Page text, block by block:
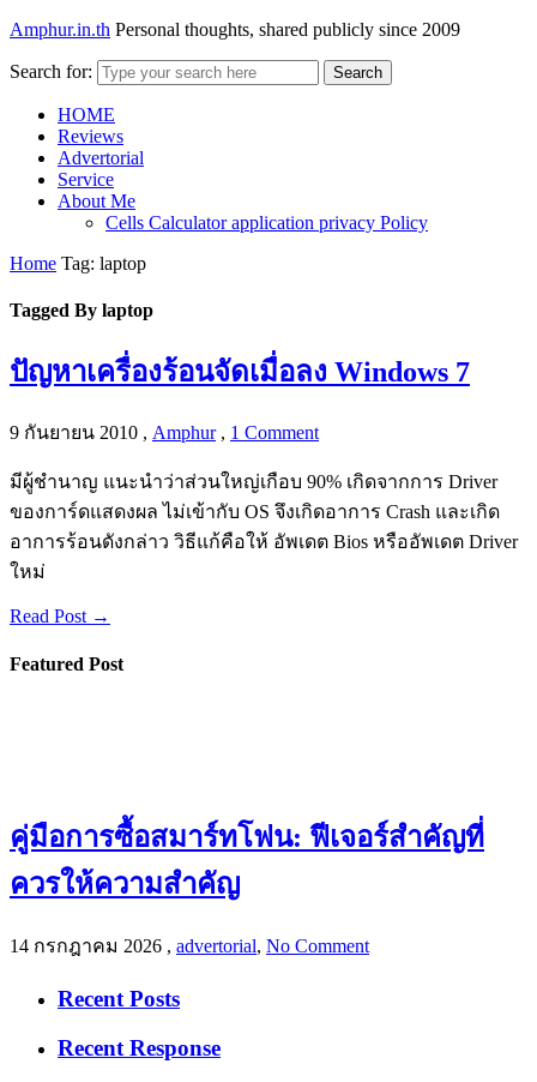
Amphur.in.th Personal thoughts, shared publicly since 2009
Search for: Search
HOME
Reviews
Advertorial
Service
About Me
Cells Calculator application privacy Policy
Home Tag: laptop
Tagged By laptop
ปัญหาเครื่องร้อนจัดเมื่อลง Windows 7
9 กันยายน 2010 , Amphur, 1 Comment
มีผู้ชำนาญ แนะนำว่าส่วนใหญ่เกือบ 90% เกิดจากการ Driver
ของการ์ดแสดงผล ไม่เข้ากับ OS จึงเกิดอาการ Crash และเกิด
อาการร้อนดังกล่าว วิธีแก้คือให้ อัพเดต Bios หรืออัพเดต Driver
ใหม่
Read Post →
Featured Post
คู่มือการซื้อสมาร์ทโฟน: ฟีเจอร์สำคัญที่
ควรให้ความสำคัญ
14 กรกฎาคม 2026 , advertorial, No Comment
Recent Posts
Recent Response